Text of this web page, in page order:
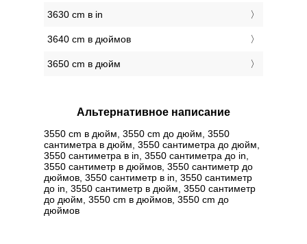
3630 cm в in
3640 cm в дюймов
3650 cm в дюйм
Альтернативное написание
3550 cm в дюйм, 3550 cm до дюйм, 3550
сантиметра в дюйм, 3550 сантиметра до дюйм,
3550 сантиметра в in, 3550 сантиметра до in,
3550 сантиметр в дюймов, 3550 сантиметр до
дюймов, 3550 сантиметр в in, 3550 сантиметр
до in, 3550 сантиметр в дюйм, 3550 сантиметр
до дюйм, 3550 cm в дюймов, 3550 cm до
дюймов